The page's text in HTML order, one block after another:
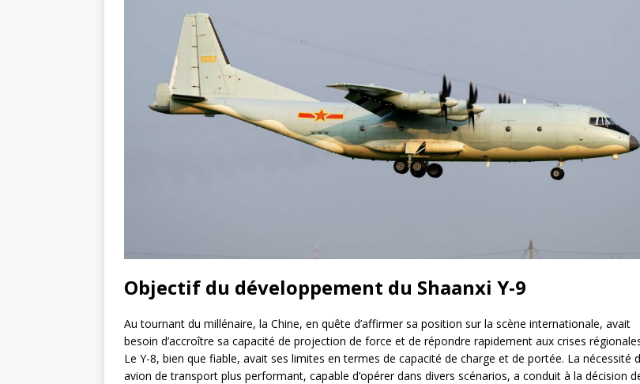
Objectif du développement du Shaanxi Y-9
Au tournant du millénaire, la Chine, en quête d’affirmer sa position sur la scène internationale, avait
besoin d’accroître sa capacité de projection de force et de répondre rapidement aux crises
Le Y-8, bien que fiable, avait ses limites en termes de capacité de charge et de portée. La nécessité
avion de transport plus performant, capable d’opérer dans divers scénarios, a conduit à la décision